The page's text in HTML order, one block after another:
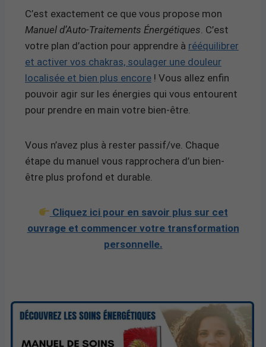
C’est exactement ce que vous propose mon
Manuel d’Auto-Traitements Énergétiques . C’est
votre plan d’action pour apprendre à rééquilibrer
et activer vos chakras, soulager une douleur
localisée et bien plus encore ! Vous allez enfin
pouvoir agir sur les énergies qui vous entourent
pour prendre en main votre bien-être.
Vous n’avez plus à rester passif/ve. Chaque
étape du manuel vous rapprochera d’un bien-
être plus profond et durable.
Cliquez ici pour en savoir plus sur cet
ouvrage et commencer votre transformation
personnelle.